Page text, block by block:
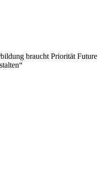
braucht Priorität Future